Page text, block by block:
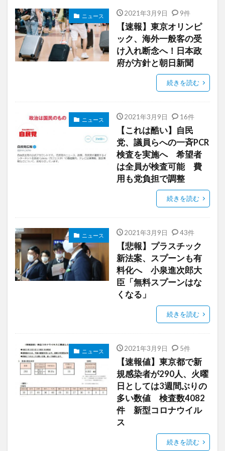
ニュース 2021年3月9日 9件
【速報】東京オリンピ
ック、海外一般客の受
け入れ断念へ！日本政
府が方針と朝日新聞
続きを読む
ニュース 2021年3月9日 16件
【これは酷い】自民
党、議員らへの一斉PCR
検査を実施へ 希望者
は全員が検査可能 費
用も党負担で調整
続きを読む
ニュース 2021年3月9日 43件
【悲報】プラスチック
新法案、スプーンも有
料化へ 小泉進次郎大
臣「無料スプーンはな
くなる」
続きを読む
ニュース 2021年3月9日 5件
【速報値】東京都で新
規感染者が290人、火曜
日としては3週間ぶりの
多い数値 検査数4082
件 新型コロナウイル
ス
続きを読む